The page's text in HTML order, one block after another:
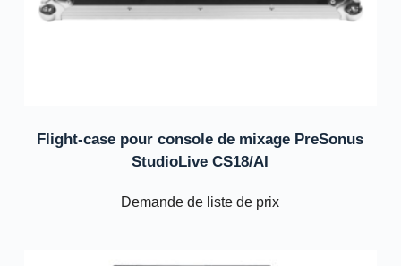
Flight-case pour console de mixage PreSonus
StudioLive CS18/AI
Demande de liste de prix